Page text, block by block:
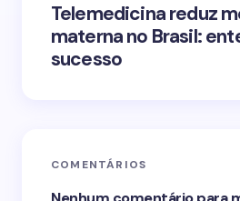
Telemedicina reduz
materna no Brasil:
sucesso
COMENTÁRIOS